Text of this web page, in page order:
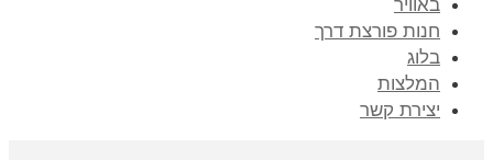
באוויר
חנות פורצת דרך
בלוג
המלצות
יצירת קשר